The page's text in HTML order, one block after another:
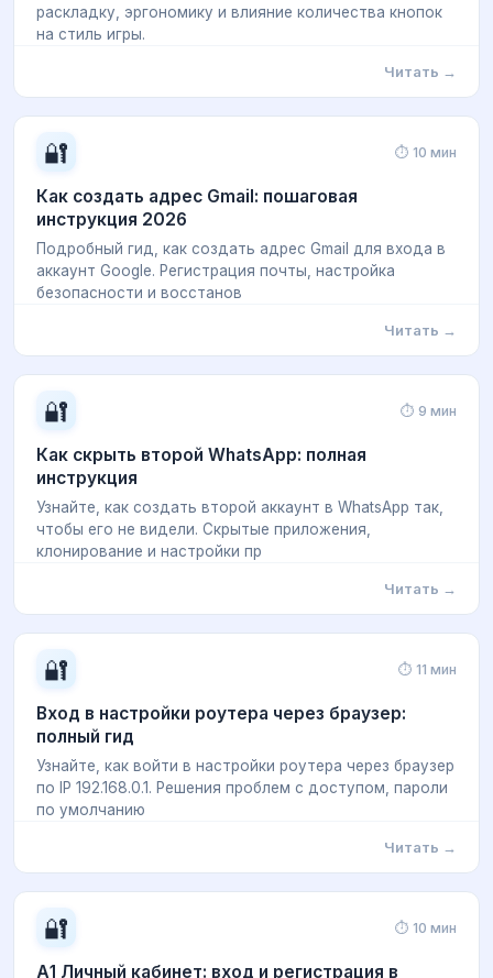
раскладку, эргономику и влияние количества кнопок
на стиль игры.
Читать →
🔐 ⏱ 10 мин
Как создать адрес Gmail: пошаговая
инструкция 2026
Подробный гид, как создать адрес Gmail для входа в
аккаунт Google. Регистрация почты, настройка
безопасности и восстанов
Читать →
🔐 ⏱ 9 мин
Как скрыть второй WhatsApp: полная
инструкция
Узнайте, как создать второй аккаунт в WhatsApp так,
чтобы его не видели. Скрытые приложения,
клонирование и настройки пр
Читать →
🔐 ⏱ 11 мин
Вход в настройки роутера через браузер:
полный гид
Узнайте, как войти в настройки роутера через браузер
по IP 192.168.0.1. Решения проблем с доступом, пароли
по умолчанию
Читать →
🔐 ⏱ 10 мин
А1 Личный кабинет: вход и регистрация в